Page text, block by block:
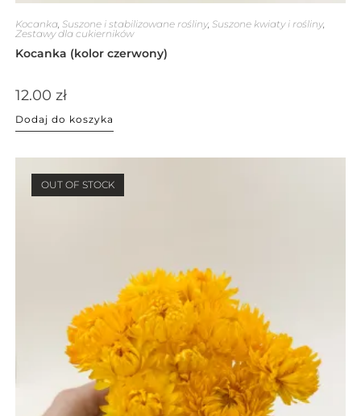
Kocanka, Suszone i stabilizowane rośliny, Suszone kwiaty i rośliny,
Zestawy dla cukierników
Kocanka (kolor czerwony)
12.00 zł
Dodaj do koszyka
OUT OF STOCK